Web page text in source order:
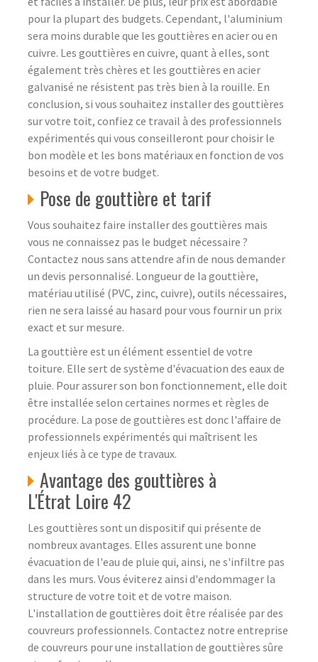
pour la plupart des budgets. Cependant, l'aluminium
sera moins durable que les gouttières en acier ou en
cuivre. Les gouttières en cuivre, quant à elles, sont
également très chères et les gouttières en acier
galvanisé ne résistent pas très bien à la rouille. En
conclusion, si vous souhaitez installer des gouttières
sur votre toit, confiez ce travail à des professionnels
expérimentés qui vous conseilleront pour choisir le
bon modèle et les bons matériaux en fonction de vos
besoins et de votre budget.
Pose de gouttière et tarif
Vous souhaitez faire installer des gouttières mais
vous ne connaissez pas le budget nécessaire ?
Contactez nous sans attendre afin de nous demander
un devis personnalisé. Longueur de la gouttière,
matériau utilisé (PVC, zinc, cuivre), outils nécessaires,
rien ne sera laissé au hasard pour vous fournir un prix
exact et sur mesure.
La gouttière est un élément essentiel de votre
toiture. Elle sert de système d'évacuation des eaux de
pluie. Pour assurer son bon fonctionnement, elle doit
être installée selon certaines normes et règles de
procédure. La pose de gouttières est donc l'affaire de
professionnels expérimentés qui maîtrisent les
enjeux liés à ce type de travaux.
Avantage des gouttières à
L'Étrat Loire 42
Les gouttières sont un dispositif qui présente de
nombreux avantages. Elles assurent une bonne
évacuation de l'eau de pluie qui, ainsi, ne s'infiltre pas
dans les murs. Vous éviterez ainsi d'endommager la
structure de votre toit et de votre maison.
L'installation de gouttières doit être réalisée par des
couvreurs professionnels. Contactez notre entreprise
de couvreurs pour une installation de gouttières sûre